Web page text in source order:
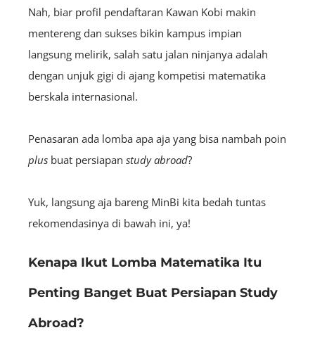
Nah, biar profil pendaftaran Kawan Kobi makin
mentereng dan sukses bikin kampus impian
langsung melirik, salah satu jalan ninjanya adalah
dengan unjuk gigi di ajang kompetisi matematika
berskala internasional.
Penasaran ada lomba apa aja yang bisa nambah poin
plus buat persiapan study abroad?
Yuk, langsung aja bareng MinBi kita bedah tuntas
rekomendasinya di bawah ini, ya!
Kenapa Ikut Lomba Matematika Itu
Penting Banget Buat Persiapan Study
Abroad?